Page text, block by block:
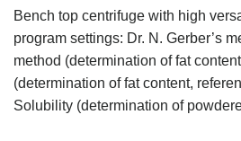
Bench top centrifuge with high
program settings: Dr. N. Gerber’s
method (determination of fat
(determination of fat content,
Solubility (determination of